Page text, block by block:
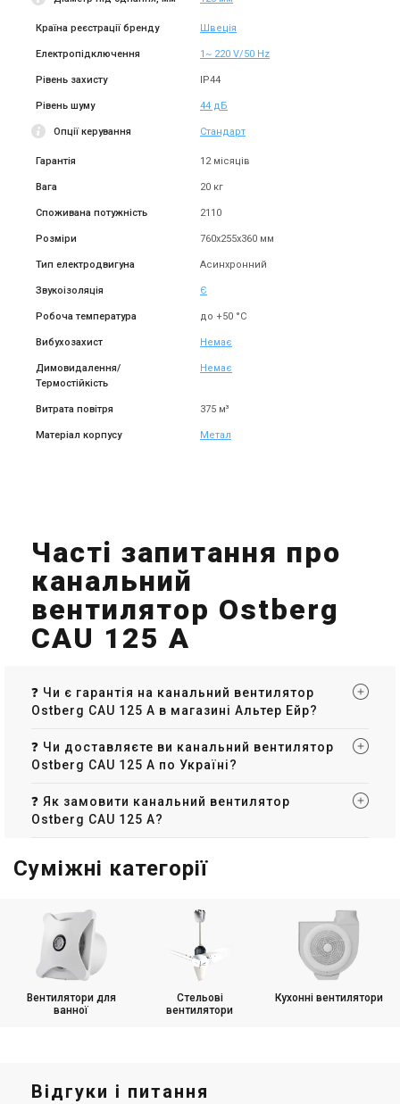
Країна реєстрації бренду Швеція
Електропідключення 1~ 220 V/50 Hz
Рівень захисту IP44
Рівень шуму 44 дБ
Опції керування Стандарт
Гарантія 12 місяців
Вага 20 кг
Споживана потужність 2110
Розміри 760х255х360 мм
Тип електродвигуна Асинхронний
Звукоізоляція Є
Робоча температура до +50 °C
Вибухозахист Немає
Димовидалення/
Термостійкість
Немає
Витрата повітря 375 м³
Матеріал корпусу Метал
Часті запитання про
канальний
вентилятор Ostberg
CAU 125 A
❓ Чи є гарантія на канальний вентилятор
Ostberg CAU 125 A в магазині Альтер Ейр?
❓ Чи доставляєте ви канальний вентилятор
Ostberg CAU 125 A по Україні?
❓ Як замовити канальний вентилятор
Ostberg CAU 125 A?
Суміжні категорії
Вентилятори для
ванної
Стельові
вентилятори
Кухонні вентилятори
Відгуки і питання